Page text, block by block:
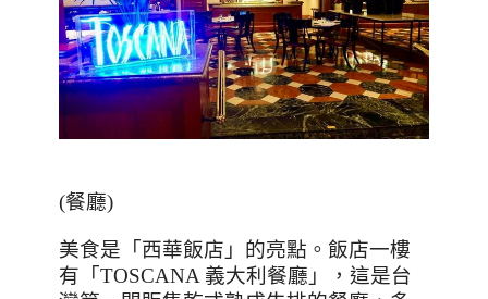
(餐廳)
美食是「西華飯店」的亮點。飯店一樓
有「 TOSCANA 義大利餐廳」，這是台